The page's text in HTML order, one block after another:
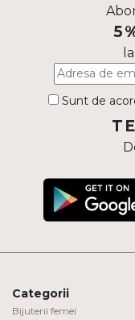
Sunt de
Categorii
Bijuterii femei